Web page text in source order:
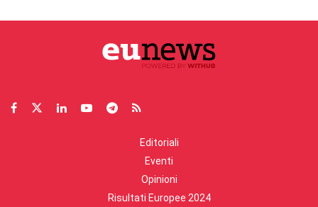
Editoriali
Eventi
Opinioni
Risultati Europee 2024